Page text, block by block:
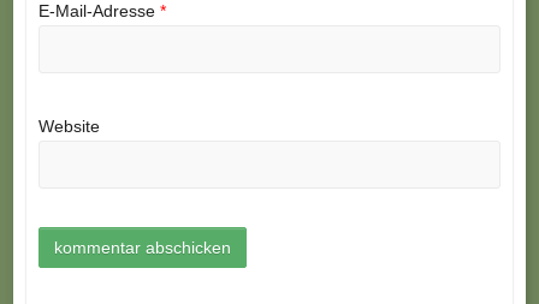
E-Mail-Adresse *
Website